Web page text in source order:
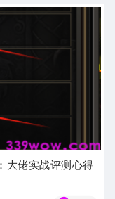
大佬实战评测心得